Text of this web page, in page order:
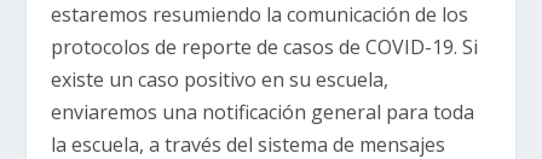
estaremos resumiendo la comunicación de los
protocolos de reporte de casos de COVID-19. Si
existe un caso positivo en su escuela,
enviaremos una notificación general para toda
la escuela, a través del sistema de mensajes